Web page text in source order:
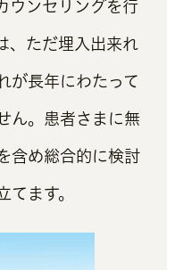
ウンセリングを行
、ただ埋入出来れ
が長年にわたって
ん。患者さまに無
含め総合的に検討
てます。